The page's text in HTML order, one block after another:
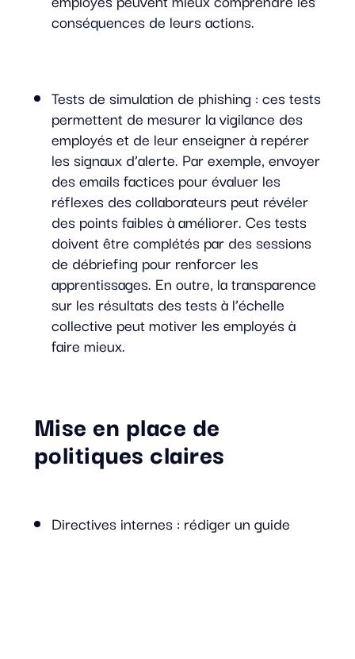
conséquences de leurs actions.
Tests de simulation de phishing : ces tests
permettent de mesurer la vigilance des
employés et de leur enseigner à repérer
les signaux d’alerte. Par exemple, envoyer
des emails factices pour évaluer les
réflexes des collaborateurs peut révéler
des points faibles à améliorer. Ces tests
doivent être complétés par des sessions
de débriefing pour renforcer les
apprentissages. En outre, la transparence
sur les résultats des tests à l’échelle
collective peut motiver les employés à
faire mieux.
Mise en place de
politiques claires
Directives internes : rédiger un guide